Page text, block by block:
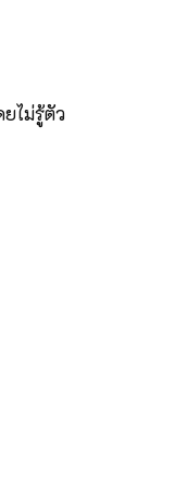
ยไม่รู้ตัว